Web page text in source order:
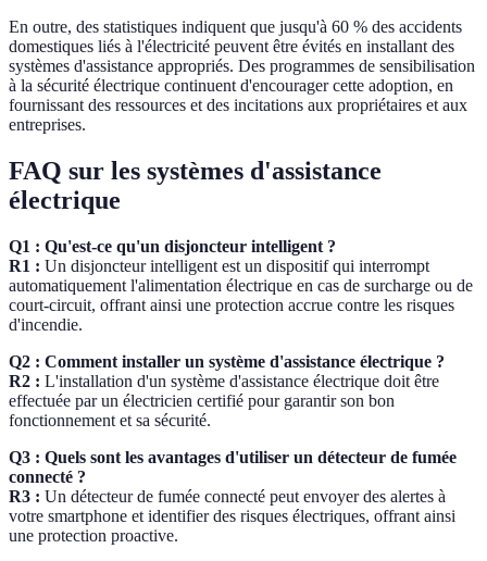
En outre, des statistiques indiquent que jusqu'à 60 % des accidents
domestiques liés à l'électricité peuvent être évités en installant des
systèmes d'assistance appropriés. Des programmes de sensibilisation
à la sécurité électrique continuent d'encourager cette adoption, en
fournissant des ressources et des incitations aux propriétaires et aux
entreprises.
FAQ sur les systèmes d'assistance
électrique
Q1 : Qu'est-ce qu'un disjoncteur intelligent ?
R1 : Un disjoncteur intelligent est un dispositif qui interrompt
automatiquement l'alimentation électrique en cas de surcharge ou de
court-circuit, offrant ainsi une protection accrue contre les risques
d'incendie.
Q2 : Comment installer un système d'assistance électrique ?
R2 : L'installation d'un système d'assistance électrique doit être
effectuée par un électricien certifié pour garantir son bon
fonctionnement et sa sécurité.
Q3 : Quels sont les avantages d'utiliser un détecteur de fumée
connecté ?
R3 : Un détecteur de fumée connecté peut envoyer des alertes à
votre smartphone et identifier des risques électriques, offrant ainsi
une protection proactive.